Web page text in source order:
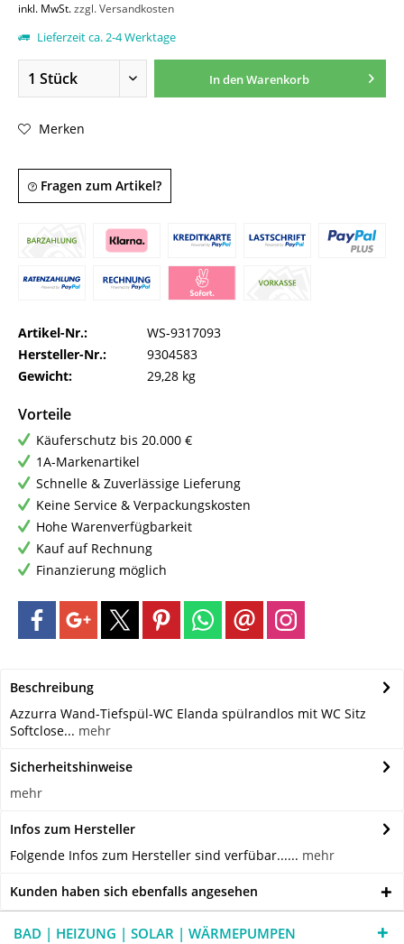
inkl. MwSt.zzgl. Versandkosten
Lieferzeit ca. 2-4 Werktage
In denWarenkorb
Merken
Fragen zum Artikel?
Artikel-Nr.:
WS-9317093
Hersteller-Nr.:
9304583
Gewicht:
29,28 kg
Vorteile
Käuferschutz bis 20.000 €
1A-Markenartikel
Schnelle & Zuverlässige Lieferung
Keine Service & Verpackungskosten
Hohe Warenverfügbarkeit
Kauf auf Rechnung
Finanzierung möglich
Beschreibung
Azzurra Wand-Tiefspül-WC Elanda spülrandlos mit WC Sitz
Softclose... mehr
Sicherheitshinweise
mehr
Infos zum Hersteller
Folgende Infos zum Hersteller sind verfübar...... mehr
Kunden haben sich ebenfalls angesehen
BAD | HEIZUNG | SOLAR | WÄRMEPUMPEN